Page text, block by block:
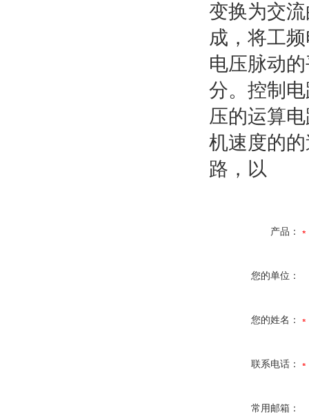
变换为交
成，将工
电压脉动
分。控制
压的运算
机速度的
路，以
产品：
您的单位：
您的姓名：
联系电话：
常用邮箱：